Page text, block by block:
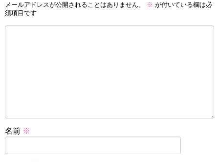
メールアドレスが公開されることはありません。 ※ が付いている欄は必
須項目です
名前 ※